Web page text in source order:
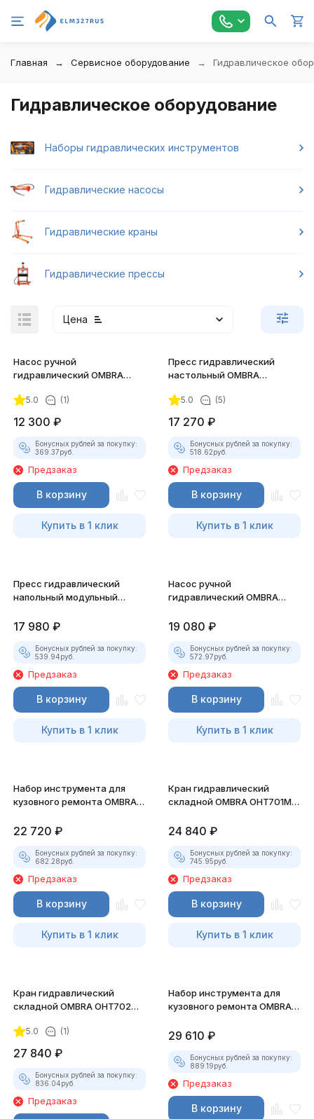
Главная Сервисное оборудование Гидравлическое
Гидравлическое оборудование
Наборы гидравлических инструментов
Гидравлические насосы
Гидравлические краны
Гидравлические прессы
Цена
Насос ручной
гидравлический OMBRA
5.0 (1)
12 300 ₽
Бонусных рублей за покупку:
369.37руб.
Предзаказ
В корзину
Купить в 1 клик
Пресс гидравлический
настольный OMBRA
5.0 (5)
17 270 ₽
Бонусных рублей за покупку:
518.62руб.
Предзаказ
В корзину
Купить в 1 клик
Пресс гидравлический
напольный модульный
17 980 ₽
Бонусных рублей за покупку:
539.94руб.
Предзаказ
В корзину
Купить в 1 клик
Насос ручной
гидравлический OMBRA
19 080 ₽
Бонусных рублей за покупку:
572.97руб.
Предзаказ
В корзину
Купить в 1 клик
Набор инструмента для
кузовного ремонта OMBRA
22 720 ₽
Бонусных рублей за покупку:
682.28руб.
Предзаказ
В корзину
Купить в 1 клик
Кран гидравлический
складной OMBRA OHT701M, 1
24 840 ₽
Бонусных рублей за покупку:
745.95руб.
Предзаказ
В корзину
Купить в 1 клик
Кран гидравлический
складной OMBRA OHT702M,
5.0 (1)
27 840 ₽
Бонусных рублей за покупку:
836.04руб.
Предзаказ
Набор инструмента для
кузовного ремонта OMBRA
29 610 ₽
Бонусных рублей за покупку:
889.19руб.
Предзаказ
В корзину